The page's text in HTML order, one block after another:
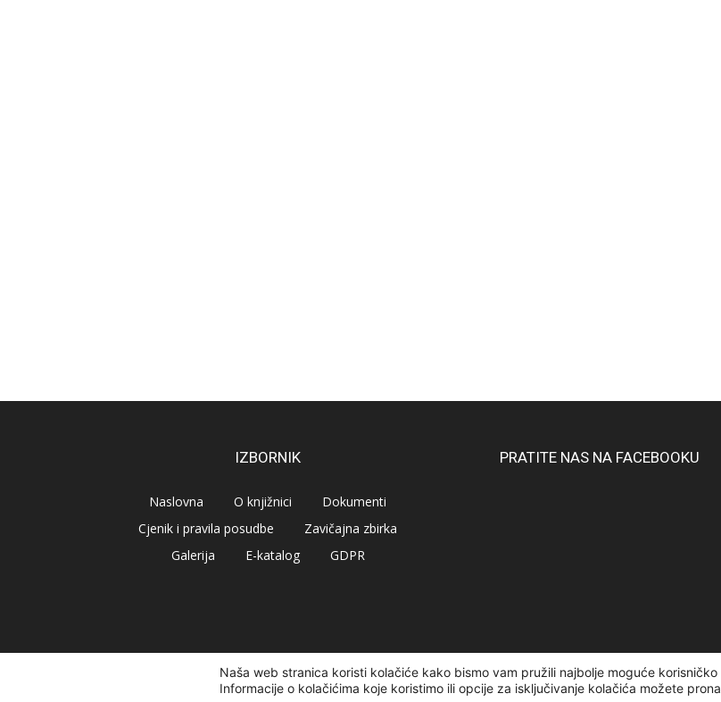
IZBORNIK
Naslovna O knjižnici
Dokumenti
Cjenik i pravila posudbe
Zavičajna zbirka
Galerija
E-katalog GDPR
PRATITE NAS NA FACEBOOKU
© Narodna knjižnica Vrbovec 2020 | Sva prava pridržana | Designed and developed byCurly Code
Naša web stranica koristi kolačiće kako bismo vam pružili najbolje moguće korisničko
Informacije o kolačićima koje koristimo ili opcije za isključivanje kolačića možete